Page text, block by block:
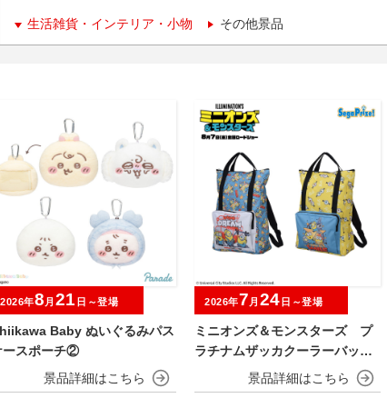
生活雑貨・インテリア・小物 その他景品
Baby ぬいぐるみパス
ースポーチ②
2026年8 月 21 日～登場
ミニオンズ＆モンスターズ プ
ラチナムザッカクーラーバック
2026年7 月 24 日～登場